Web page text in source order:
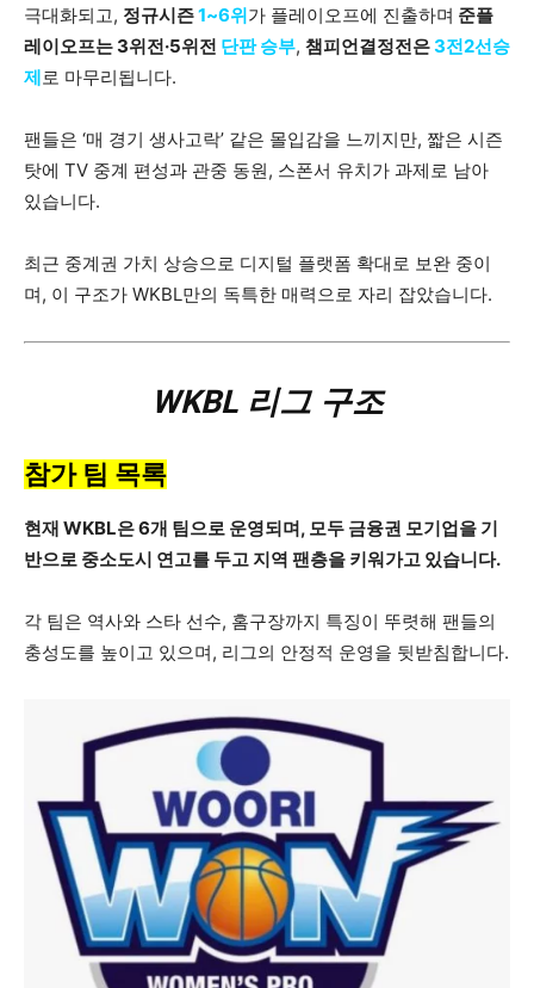
극대화되고, 정규시즌1~6위가 플레이오프에 진출하며 준플
레이오프는 3위전·5위전 단판 승부, 챔피언결정전은3전2선승
제로 마무리됩니다.
팬들은 ‘매 경기 생사고락’ 같은 몰입감을 느끼지만, 짧은 시즌
탓에 TV 중계 편성과 관중 동원, 스폰서 유치가 과제로 남아
있습니다.
최근 중계권 가치 상승으로 디지털 플랫폼 확대로 보완 중이
며, 이 구조가 WKBL만의 독특한 매력으로 자리 잡았습니다.
WKBL 리그 구조
참가 팀 목록
현재 WKBL은 6개 팀으로 운영되며, 모두 금융권 모기업을 기
반으로 중소도시 연고를 두고 지역 팬층을 키워가고 있습니다.
각 팀은 역사와 스타 선수, 홈구장까지 특징이 뚜렷해 팬들의
충성도를 높이고 있으며, 리그의 안정적 운영을 뒷받침합니다.